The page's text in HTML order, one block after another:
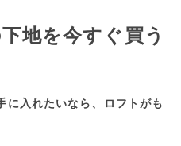
地を今すぐ買う
に入れたいなら、ロフトがも